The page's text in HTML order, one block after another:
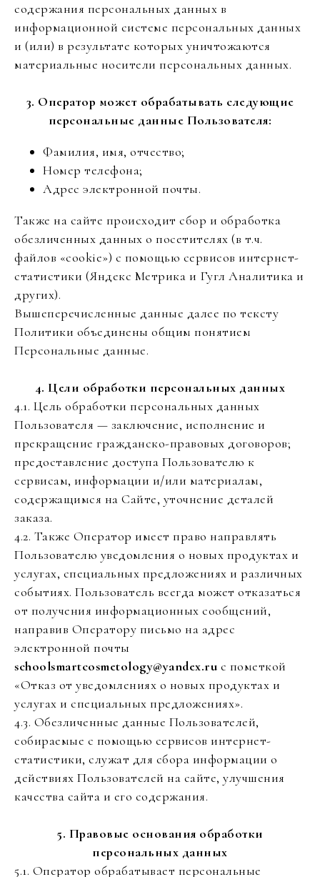
содержания персональных данных в
информационной системе персональных данных
и (или) в результате которых уничтожаются
материальные носители персональных данных.
3. Оператор может обрабатывать следующие
персональные данные Пользователя:
Фамилия, имя, отчество;
Номер телефона;
Адрес электронной почты.
Также на сайте происходит сбор и обработка
обезличенных данных о посетителях (в т.ч.
файлов «cookie») с помощью сервисов интернет-
статистики (Яндекс Метрика и Гугл Аналитика и
других).
Вышеперечисленные данные далее по тексту
Политики объединены общим понятием
Персональные данные.
4. Цели обработки персональных данных
4.1. Цель обработки персональных данных
Пользователя — заключение, исполнение и
прекращение гражданско-правовых договоров;
предоставление доступа Пользователю к
сервисам, информации и/или материалам,
содержащимся на Сайте, уточнение деталей
заказа.
4.2. Также Оператор имеет право направлять
Пользователю уведомления о новых продуктах и
услугах, специальных предложениях и различных
событиях. Пользователь всегда может отказаться
от получения информационных сообщений,
направив Оператору письмо на адрес
электронной почты
schoolsmartcosmetology@yandex.ru с пометкой
«Отказ от уведомлениях о новых продуктах и
услугах и специальных предложениях».
4.3. Обезличенные данные Пользователей,
собираемые с помощью сервисов интернет-
статистики, служат для сбора информации о
действиях Пользователей на сайте, улучшения
качества сайта и его содержания.
5. Правовые основания обработки
персональных данных
5.1. Оператор обрабатывает персональные